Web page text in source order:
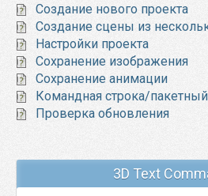
Создание нового проекта
Создание сцены из
Настройки проекта
Сохранение изображения
Сохранение анимации
Командная строка/
Проверка обновления
3D Text